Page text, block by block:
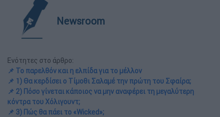
Newsroom
Ενότητες στο άρθρο:
📌 Το παρελθόν και η ελπίδα για το μέλλον
📌 1) Θα κερδίσει ο Τίμοθι Σαλαμέ την πρώτη του Σφαίρα;
📌 2) Πόσο γίνεται κάποιος να μην αναφέρει τη μεγαλύτερη
κόντρα του Χόλιγουντ;
📌 3) Πώς θα πάει το «Wicked»;